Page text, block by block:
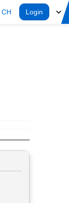
CH Login